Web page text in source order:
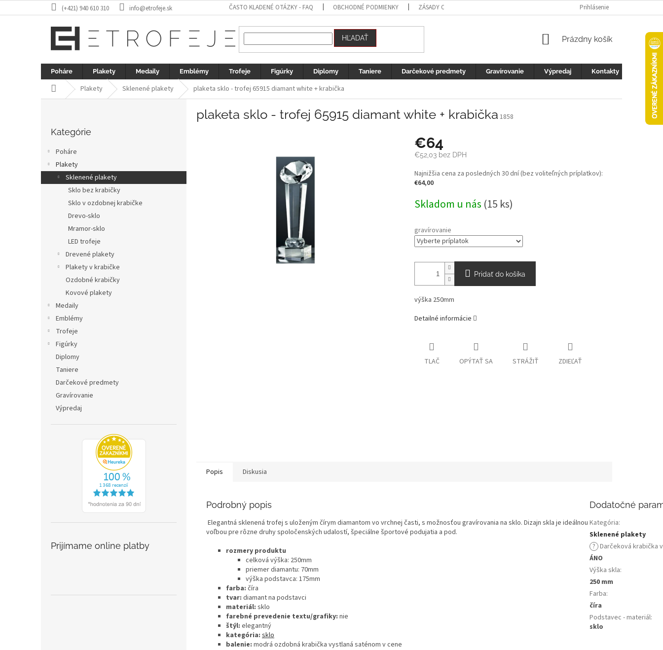
na
(+421) 940 610 310 info@etrofeje.sk ČASTO KLADENÉ OTÁZKY - FAQ OBCHODNÉ PODMIENKY ZÁSADY OCHRANY OSOBNÝCH ÚDAJOV FOTOGALERIA KONTAKTY
Prihlásenie
HĽADAŤ
NÁKUPNÝ
Prázdny košík
Poháre Plakety Medaily Emblémy Trofeje Figúrky Diplomy Taniere Darčekové predmety Gravírovanie Výpredaj Kontakty
DomovPlakety Sklenené plakety plaketa sklo - trofej 65915 diamant white + krabička
a
kategórie
Kategórie
Poháre
Plakety
Sklenené plakety
Sklo bez krabičky
Sklo v ozdobnej krabičke
Drevo-sklo
Mramor-sklo
LED trofeje
Drevené plakety
Plakety v krabičke
Ozdobné krabičky
Kovové plakety
Medaily
Emblémy
Trofeje
Figúrky
Diplomy
Taniere
Darčekové predmety
Gravírovanie
Výpredaj
Prijímame online platby
plaketa sklo - trofej 65915 diamant white + krabička 1858
€64
€52,03bez DPH
Jednotková
cena:
Najnižšia cena za posledných 30 dní (bez voliteľných príplatkov):
€64,00
Skladom u nás (15 ks)
gravírovanie
Pridať do košíka
výška 250mm
Detailné informácie
TLAČ OPÝTAŤ SA STRÁŽIŤ ZDIEĽAŤ
Popis Diskusia
Podrobný popis
Elegantná sklenená trofej s uloženým čírym diamantom vo vrchnej časti, s možnosťou gravírovania na sklo. Dizajn skla je ideálnou
voľbou pre rôzne druhy spoločenských udalostí, špeciálne športové podujatia a pod.
rozmery produktu
celková výška: 250mm
priemer diamantu: 70mm
výška podstavca: 175mm
farba: číra
tvar: diamant na podstavci
materiál: sklo
farebné prevedenie textu/grafiky: nie
štýl: elegantný
kategória: sklo
balenie: modrá ozdobná krabička vystlaná saténom v cene
Dodatočné
Kategória:
Sklenené plakety
? Darčeková krabička
ÁNO
Výška skla:
250 mm
Farba:
číra
Podstavec - materiál:
sklo